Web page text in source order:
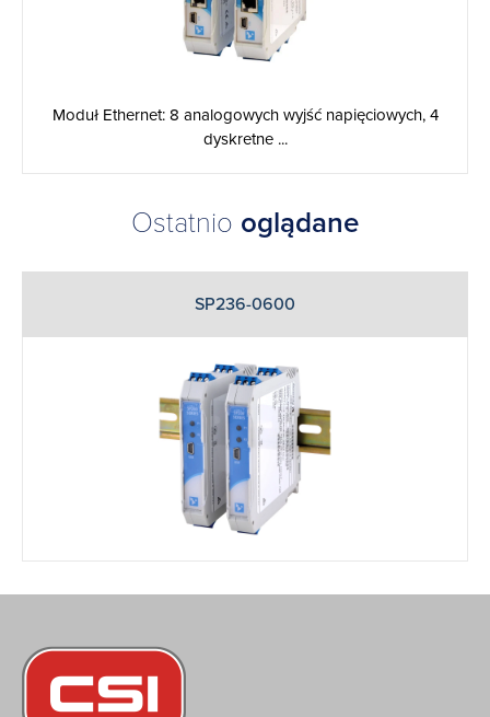
Moduł Ethernet: 8 analogowych wyjść napięciowych, 4
dyskretne ...
Ostatnio oglądane
SP236-0600